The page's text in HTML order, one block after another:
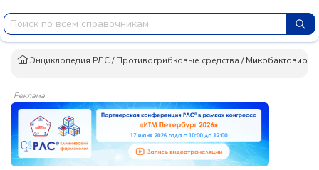
Энциклопедия РЛС/Противогрибковые средства /Микобактовир®
Реклама